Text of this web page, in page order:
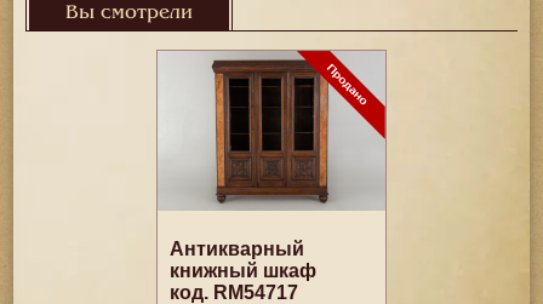
Вы смотрели
Антикварный
книжный шкаф
код. RM54717